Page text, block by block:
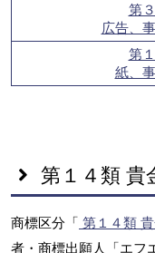
第
広告、
第
紙、
第１４類 貴
商標区分「 第１４類
者・商標出願人「エフ